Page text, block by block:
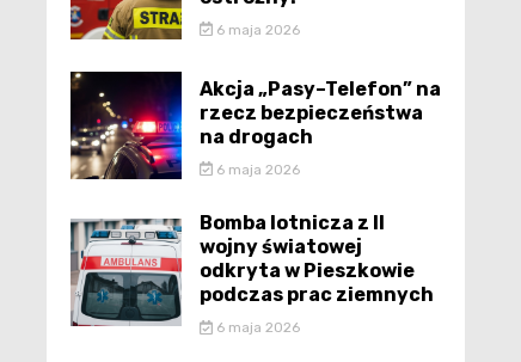
6 maja 2026
Akcja „Pasy–Telefon” na
rzecz bezpieczeństwa
na drogach
6 maja 2026
Bomba lotnicza z II
wojny światowej
odkryta w Pieszkowie
podczas prac ziemnych
6 maja 2026